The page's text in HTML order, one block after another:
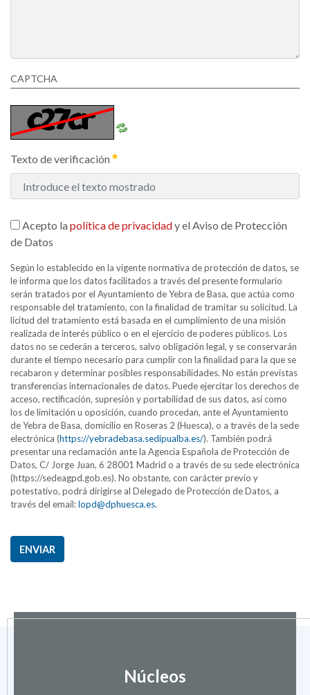
CAPTCHA
Texto de verificación
Acepto la política de privacidady el Aviso de Protección
de Datos
Según lo establecido en la vigente normativa de protección de datos, se
le informa que los datos facilitados a través del presente formulario
serán tratados por el Ayuntamiento de Yebra de Basa, que actúa como
responsable del tratamiento, con la finalidad de tramitar su solicitud. La
licitud del tratamiento está basada en el cumplimiento de una misión
realizada de interés público o en el ejercicio de poderes públicos. Los
datos no se cederán a terceros, salvo obligación legal, y se conservarán
durante el tiempo necesario para cumplir con la finalidad para la que se
recabaron y determinar posibles responsabilidades. No están previstas
transferencias internacionales de datos. Puede ejercitar los derechos de
acceso, rectificación, supresión y portabilidad de sus datos, así como
los de limitación u oposición, cuando procedan, ante el Ayuntamiento
de Yebra de Basa, domicilio en Roseras 2 (Huesca), o a través de la sede
electrónica (https://yebradebasa.sedipualba.es/). También podrá
presentar una reclamación ante la Agencia Española de Protección de
Datos, C/ Jorge Juan, 6 28001 Madrid o a través de su sede electrónica
(https://sedeagpd.gob.es). No obstante, con carácter previo y
potestativo, podrá dirigirse al Delegado de Protección de Datos, a
través del email:lopd@dphuesca.es.
ENVIAR
Núcleos